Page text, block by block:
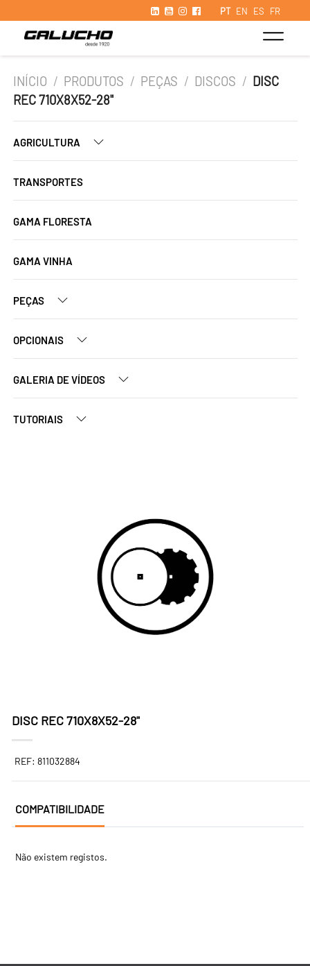
PT EN ES FR
INÍCIO / PRODUTOS / PEÇAS / DISCOS / DISC
REC 710X8X52-28"
AGRICULTURA
TRANSPORTES
GAMA FLORESTA
GAMA VINHA
PEÇAS
OPCIONAIS
GALERIA DE VÍDEOS
TUTORIAIS
DISC REC 710X8X52-28"
REF: 811032884
COMPATIBILIDADE
Não existem registos.